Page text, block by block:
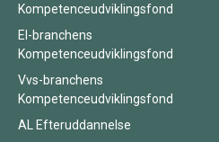
Kompetenceudviklingsfond
El-branchens
Kompetenceudviklingsfond
Vvs-branchens
Kompetenceudviklingsfond
AL Efteruddannelse